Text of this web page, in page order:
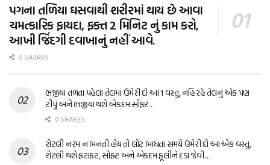
પગના તળિયા ઘસવાથી શરીરમાં થાય છે આવા
ચમત્કારિક ફાયદા, ફક્ત 2 મિનિટ નું કામ કરો,
આખી જિંદગી દવાખાનું નહીં આવે.
0 SHARES
ભજીયા તળતા પહેલા તેલમાં ઉમેરી દો આ 1 વસ્તુ, નહિ રહે તેલનું એક પણ
ટીપું અને ભજીયા થશે એકદમ સોફ્ટ…
0 SHARES
રોટલી નરમ ન બનતી હોય તો લોટ બાંધતા સમયે ઉમેરી દો આ એક વસ્તુ,
રોટલી થશે ફટાફટ, સોફ્ટ અને એકદમ ફૂલીને દડા જેવી…